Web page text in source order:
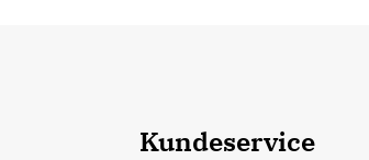
Kundeservice